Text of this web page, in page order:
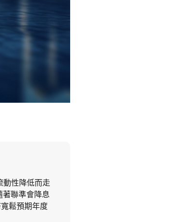
動性降低而走
聯準會降息
鬆預期年度